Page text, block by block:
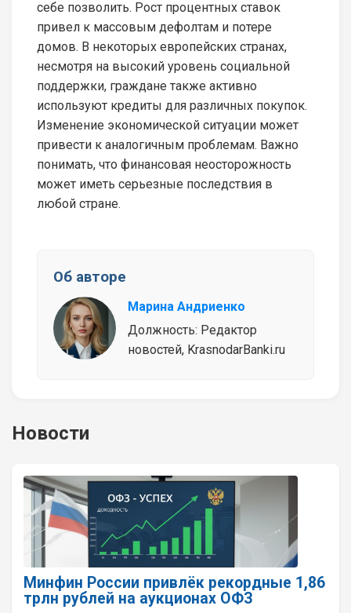
себе позволить. Рост процентных ставок
привел к массовым дефолтам и потере
домов. В некоторых европейских странах,
несмотря на высокий уровень социальной
поддержки, граждане также активно
используют кредиты для различных покупок.
Изменение экономической ситуации может
привести к аналогичным проблемам. Важно
понимать, что финансовая неосторожность
может иметь серьезные последствия в
любой стране.
Об авторе
Марина Андриенко
Должность: Редактор
новостей, KrasnodarBanki.ru
Новости
Минфин России привлёк рекордные 1,86
трлн рублей на аукционах ОФЗ